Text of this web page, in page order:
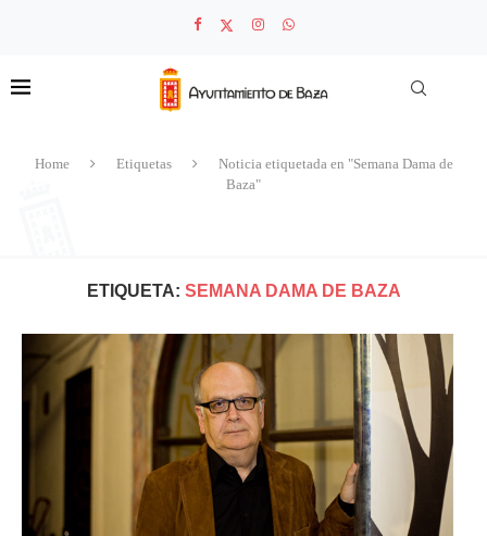
Home Etiquetas
Noticia etiquetada en "Semana Dama de
Baza"
ETIQUETA: SEMANA DAMA DE BAZA